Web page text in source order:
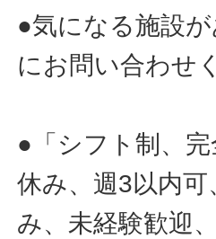
●気になる施設
にお問い合わせ
●「シフト制、
休み、週3以内
み、未経験歓迎